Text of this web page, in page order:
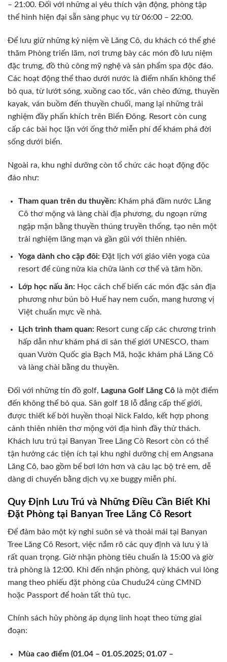
– 21:00. Đối với những ai yêu thích vận động, phòng tập
thể hình hiện đại sẵn sàng phục vụ từ 06:00 – 22:00.
Để lưu giữ những kỷ niệm về Lăng Cô, du khách có thể ghé
thăm Phòng triển lãm, nơi trưng bày các món đồ lưu niệm
đặc trưng, đồ thủ công mỹ nghệ và sản phẩm spa độc đáo.
Các hoạt động thể thao dưới nước là điểm nhấn không thể
bỏ qua, từ lướt sóng, xuồng cao tốc, ván chèo đứng, thuyền
kayak, ván buồm đến thuyền chuối, mang lại những trải
nghiệm đầy phấn khích trên Biển Đông. Resort còn cung
cấp các bài học lặn với ống thở miễn phí để khám phá đời
sống dưới biển.
Ngoài ra, khu nghỉ dưỡng còn tổ chức các hoạt động độc
đáo như:
Tham quan trên du thuyền:Khám phá đầm nước Lăng
Cô thơ mộng và làng chài địa phương, du ngoạn rừng
ngập mặn bằng thuyền thúng truyền thống, tạo nên một
trải nghiệm lãng mạn và gần gũi với thiên nhiên.
Yoga dành cho cặp đôi:Đặt lịch với giáo viên yoga của
resort để cùng nửa kia chữa lành cơ thể và tâm hồn.
Lớp học nấu ăn:Học cách chế biến các món đặc sản địa
phương như bún bò Huế hay nem cuốn, mang hương vị
Việt chuẩn mực về nhà.
Lịch trình tham quan:Resort cung cấp các chương trình
hấp dẫn như khám phá di sản thế giới UNESCO, tham
quan Vườn Quốc gia Bạch Mã, hoặc khám phá Lăng Cô
và làng chài bằng du thuyền.
Đối với những tín đồ golf, Laguna Golf Lăng Cô là một điểm
đến không thể bỏ qua. Sân golf 18 lỗ đẳng cấp thế giới,
được thiết kế bởi huyền thoại Nick Faldo, kết hợp phong
cảnh thiên nhiên thơ mộng với địa hình đầy thử thách.
Khách lưu trú tại Banyan Tree Lăng Cô Resort còn có thể
tận hưởng các tiện ích tại khu nghỉ dưỡng chị em Angsana
Lăng Cô, bao gồm bể bơi lớn hơn và câu lạc bộ trẻ em, dễ
dàng di chuyển bằng dịch vụ xe buggy miễn phí.
Quy Định Lưu Trú và Những Điều Cần Biết Khi
Đặt Phòng tại Banyan Tree Lăng Cô Resort
Để đảm bảo một kỳ nghỉ suôn sẻ và thoải mái tại Banyan
Tree Lăng Cô Resort, việc nắm rõ các quy định và lưu ý là
rất quan trọng. Giờ nhận phòng tiêu chuẩn là 15:00 và giờ
trả phòng là 12:00. Khi đến nhận phòng, quý khách vui lòng
mang theo phiếu đặt phòng của Chudu24 cùng CMND
hoặc Passport để hoàn tất thủ tục.
Chính sách hủy phòng áp dụng linh hoạt theo từng giai
đoạn:
Mùa cao điểm (01.04 – 01.05.2025; 01.07 –